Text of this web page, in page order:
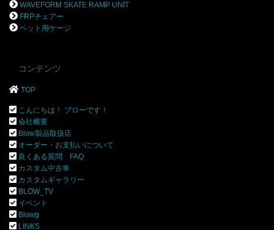
WAVEFORM SKATE RAMP UNIT
FRPチェアー
ペット用ケージ
コンテンツ
TOP
こんにちは！ ブローです！
会社概要
Blow製品取扱店
オーダー・お支払いについて
良くある質問 FAQ
カスタム中古車
カスタムギャラリー
BLOW_TV
イベント
Blowg
LINKS